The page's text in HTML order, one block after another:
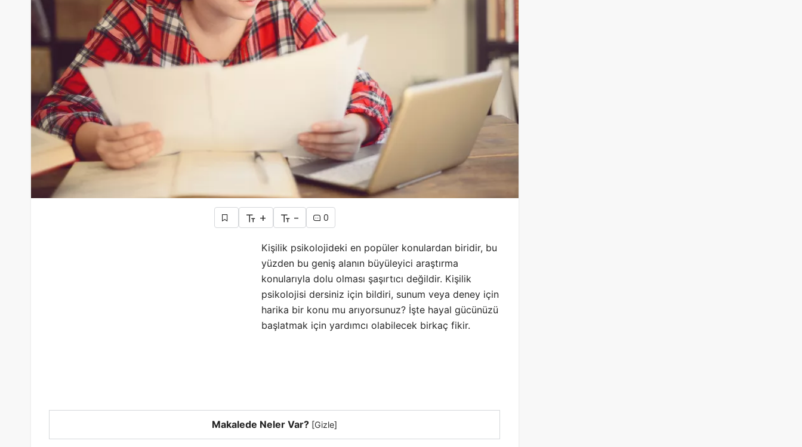
+ - 0
Kişilik psikolojideki en popüler konulardan biridir, bu
yüzden bu geniş alanın büyüleyici araştırma
konularıyla dolu olması şaşırtıcı değildir. Kişilik
psikolojisi dersiniz için bildiri, sunum veya deney için
harika bir konu mu arıyorsunuz? İşte hayal gücünüzü
başlatmak için yardımcı olabilecek birkaç fikir.
Makalede Neler Var? [Gizle]